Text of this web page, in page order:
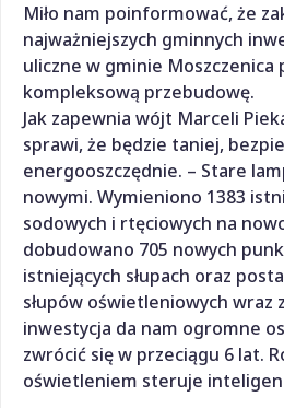
Miło nam poinformować, że
najważniejszych gminnych
uliczne w gminie Moszczenica
kompleksową przebudowę.
Jak zapewnia wójt Marceli
sprawi, że będzie taniej,
energooszczędnie. – Stare
nowymi. Wymieniono 1383
sodowych i rtęciowych na
dobudowano 705 nowych
istniejących słupach oraz
słupów oświetleniowych wraz
inwestycja da nam ogromne
zwrócić się w przeciągu 6 lat.
oświetleniem steruje